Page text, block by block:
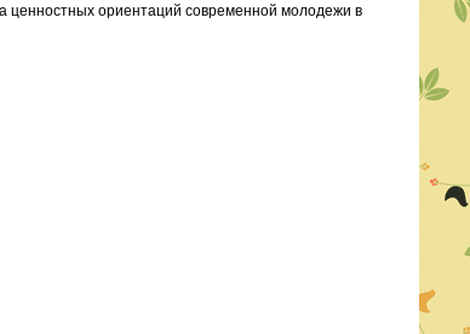
ценностных ориентаций современной молодежи в